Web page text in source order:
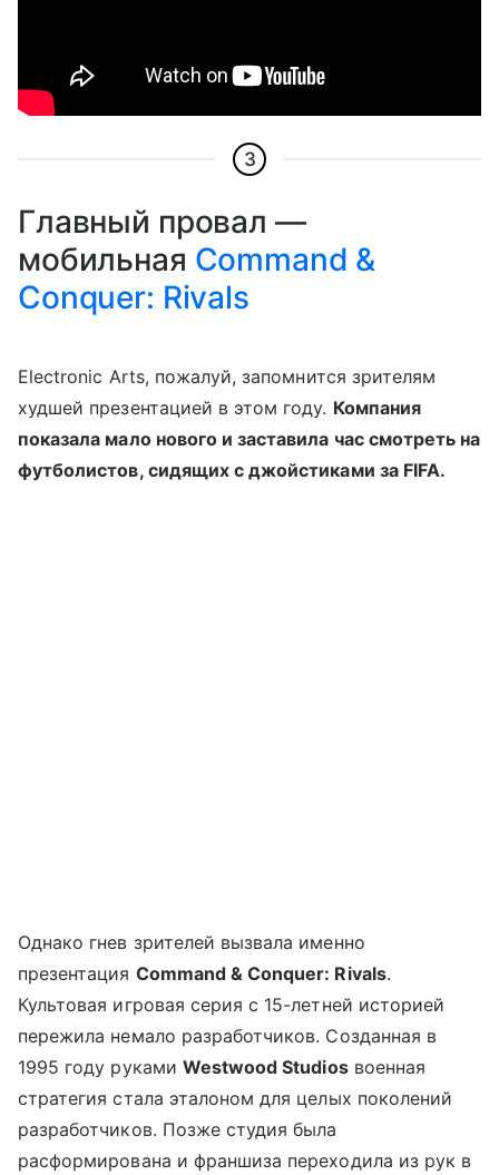
3
Главный провал —
мобильная Command &
Conquer: Rivals
Electronic Arts, пожалуй, запомнится зрителям
худшей презентацией в этом году. Компания
показала мало нового и заставила час смотреть на
футболистов, сидящих с джойстиками за FIFA.
Однако гнев зрителей вызвала именно
презентация Command & Conquer: Rivals.
Культовая игровая серия с 15-летней историей
пережила немало разработчиков. Созданная в
1995 году руками Westwood Studiosвоенная
стратегия стала эталоном для целых поколений
разработчиков. Позже студия была
расформирована и франшиза переходила из рук в